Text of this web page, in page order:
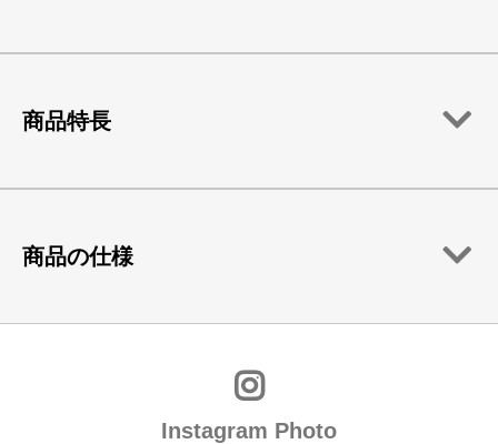
商品特長
商品の仕様
Instagram Photo